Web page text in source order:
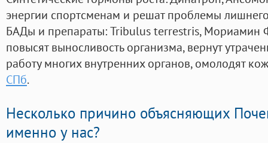
энергии спортсменам и решат проблемы
БАДы и препараты:Tribulus terrestris, Мориамин
повысят выносливость организма, вернут
работу многих внутренних органов, омолодят
СПб.
Несколько причино объясняющих
именно у нас?